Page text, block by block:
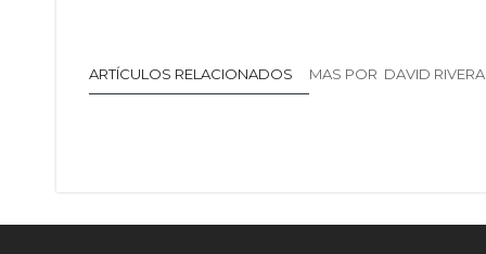
ARTÍCULOS RELACIONADOS MAS POR DAVID RIVERA